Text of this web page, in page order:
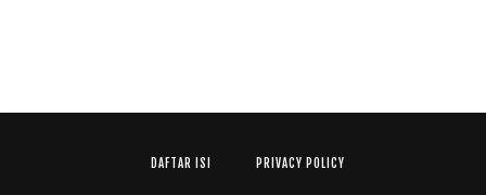
DAFTAR ISI PRIVACY POLICY